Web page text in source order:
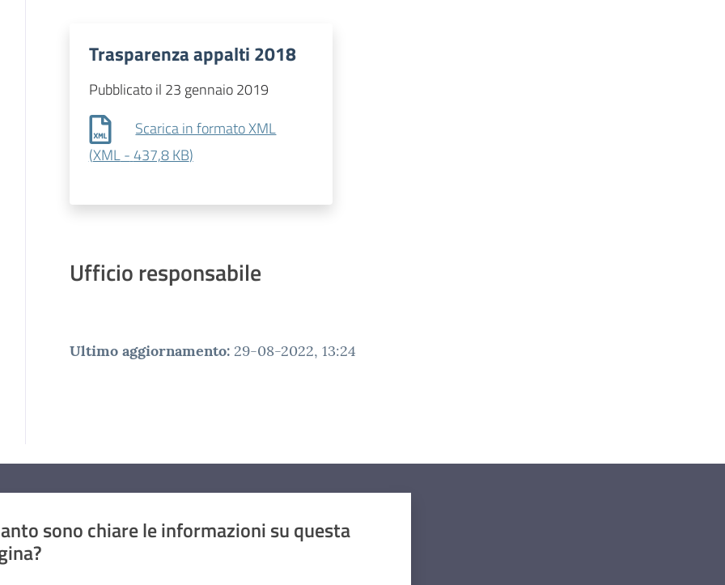
Trasparenza appalti 2018
Pubblicato il 23 gennaio 2019
Scarica in formato XML
(XML-437,8 KB)
Ufficio responsabile
Ultimo aggiornamento: 29-08-2022, 13:24
sono chiare le informazioni su questa